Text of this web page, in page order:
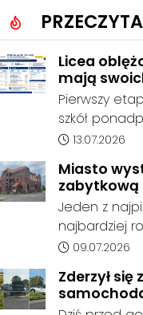
Licea
mają
Znamy
rekrutacji
powiecie
Pierwszy
szkół
pokazuje
preferencje
absolwentów
kandydatów,
dany oddział
wybór,
jeszcze
Data dodania
13.07.2026
Miasto
zabytkową
Porcie na
dawnym
powstać
Jeden z
najbardziej
ale też
Portu został
sprzedaż.
Data dodania
09.07.2026
Zderzył się